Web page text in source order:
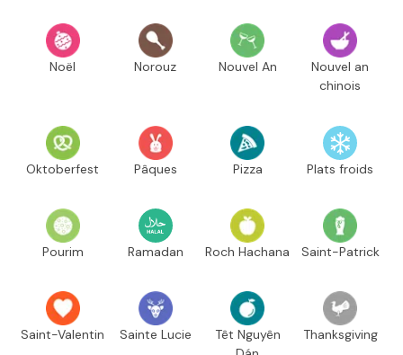
Noël Norouz Nouvel An
Nouvel an
chinois
Oktoberfest Pâques Pizza Plats froids
Pourim Ramadan Roch Hachana Saint-Patrick
Saint-Valentin Sainte Lucie
Têt Nguyên
Thanksgiving